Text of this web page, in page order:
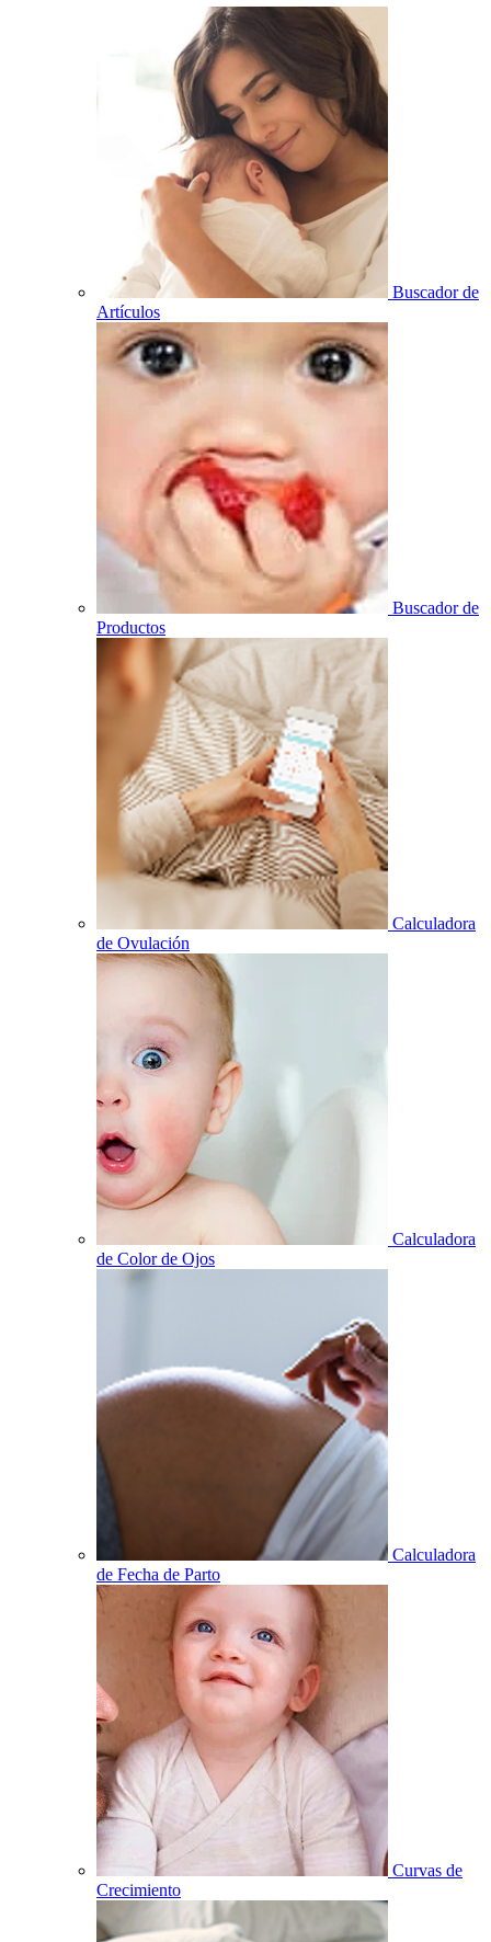
Buscador de
Artículos
Buscador de
Productos
Calculadora
de Ovulación
Calculadora
de Color de Ojos
Calculadora
de Fecha de Parto
Curvas de
Crecimiento